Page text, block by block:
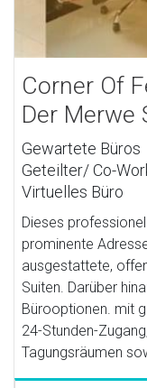
Corner Of
Der Merwe
Gewartete Büros
Geteilter/ Co-
Virtuelles Büro
Dieses
prominente
ausgestattete,
Suiten. Darüber
Bürooptionen. mit
24-Stunden-
Tagungsräumen